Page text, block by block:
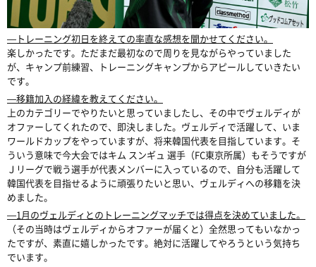
―トレーニング初日を終えての率直な感想を聞かせてください。
楽しかったです。ただまだ最初なので周りを見ながらやっていました
が、キャンプ前練習、トレーニングキャンプからアピールしていきたい
です。
―移籍加入の経緯を教えてください。
上のカテゴリーでやりたいと思っていましたし、その中でヴェルディが
オファーしてくれたので、即決しました。ヴェルディで活躍して、いま
ワールドカップをやっていますが、将来韓国代表を目指しています。そ
ういう意味で今大会ではキム スンギュ 選手（FC東京所属）もそうですが
Ｊリーグで戦う選手が代表メンバーに入っているので、自分も活躍して
韓国代表を目指せるように頑張りたいと思い、ヴェルディへの移籍を決
めました。
―1月のヴェルディとのトレーニングマッチでは得点を決めていました。
（その当時はヴェルディからオファーが届くと）全然思ってもいなかっ
たですが、素直に嬉しかったです。絶対に活躍してやろうという気持ち
でいます。